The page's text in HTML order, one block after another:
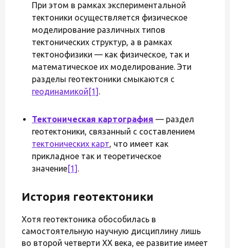
При этом в рамках экспериментальной
тектоники осуществляется физическое
моделирование различных типов
тектонических структур, а в рамках
тектонофизики — как физическое, так и
математическое их моделирование. Эти
разделы геотектоники смыкаются с
геодинамикой [1] .
Тектоническая картография — раздел
геотектоники, связанный с составлением
тектонических карт, что имеет как
прикладное так и теоретическое
значение[1] .
История геотектоники
Хотя геотектоника обособилась в
самостоятельную научную дисциплину лишь
во второй четверти XX века, ее развитие имеет